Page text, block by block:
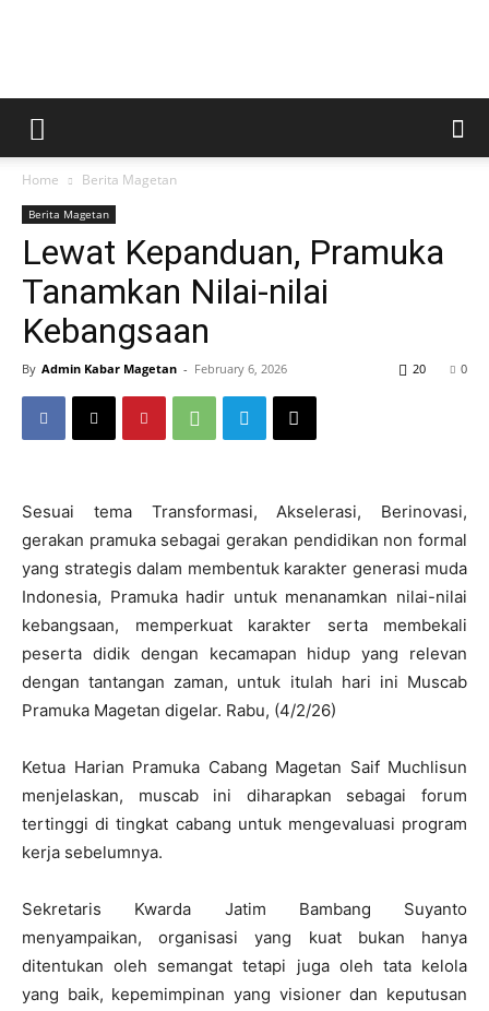
Kabar
Home Berita Magetan
Berita Magetan
Lewat Kepanduan, Pramuka
Tanamkan Nilai-nilai
Kebangsaan
By Admin Kabar Magetan - February 6, 2026 0
20
Sesuai tema Transformasi, Akselerasi, Berinovasi,
gerakan pramuka sebagai gerakan pendidikan non formal
yang strategis dalam membentuk karakter generasi muda
Indonesia, Pramuka hadir untuk menanamkan nilai-nilai
kebangsaan, memperkuat karakter serta membekali
peserta didik dengan kecamapan hidup yang relevan
dengan tantangan zaman, untuk itulah hari ini Muscab
Pramuka Magetan digelar. Rabu, (4/2/26)
Ketua Harian Pramuka Cabang Magetan Saif Muchlisun
menjelaskan, muscab ini diharapkan sebagai forum
tertinggi di tingkat cabang untuk mengevaluasi program
kerja sebelumnya.
Sekretaris Kwarda Jatim Bambang Suyanto
menyampaikan, organisasi yang kuat bukan hanya
ditentukan oleh semangat tetapi juga oleh tata kelola
yang baik, kepemimpinan yang visioner dan keputusan